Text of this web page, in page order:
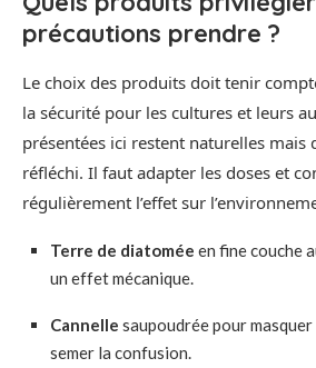
précautions prendre ?
Le choix des produits doit tenir
la sécurité pour les cultures et leurs
présentées ici restent naturelles mais
réfléchi. Il faut adapter les doses et
régulièrement l’effet sur
Terre de diatomée en fine couche
un effet mécanique.
Cannelle saupoudrée pour
semer la confusion.